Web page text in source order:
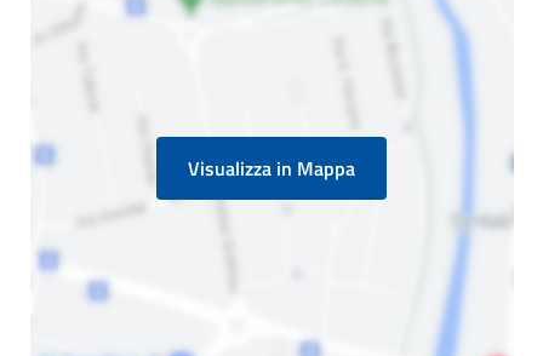
Visualizza in Mappa